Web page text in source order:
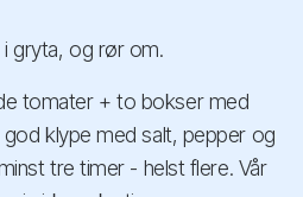
gryta, og rør om.
tomater + to bokser med
klype med salt, pepper og
tre timer - helst flere. Vår